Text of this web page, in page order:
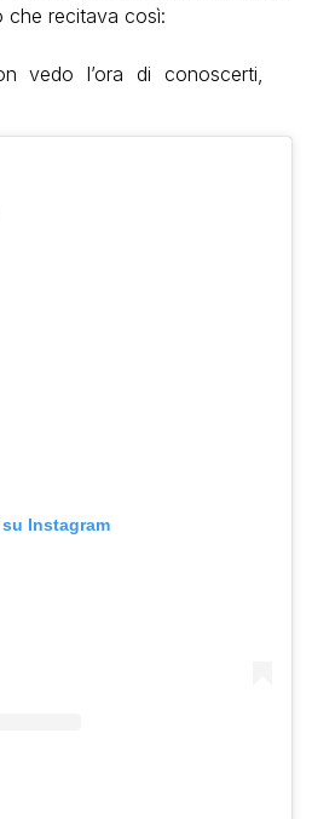
che recitava così:
vedo l’ora di conoscerti,
Instagram